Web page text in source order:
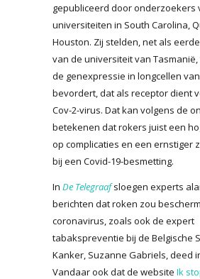
gepubliceerd door onderzoekers
universiteiten in South Carolina,
Houston. Zij stelden, net als
van de universiteit van
de genexpressie in longcellen
bevordert, dat als receptor dient
Cov-2-virus. Dat kan volgens de
betekenen dat rokers juist een
op complicaties en een ernstiger
bij een Covid-19-besmetting.
In De Telegraafsloegen experts
berichten dat roken zou
coronavirus, zoals ook de expert
tabakspreventie bij de Belgische
Kanker, Suzanne Gabriels, deed
Vandaar ook dat de website Ik